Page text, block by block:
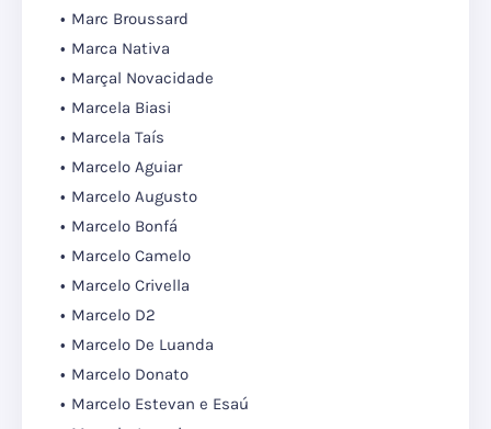
Marc Broussard
Marca Nativa
Marçal Novacidade
Marcela Biasi
Marcela Taís
Marcelo Aguiar
Marcelo Augusto
Marcelo Bonfá
Marcelo Camelo
Marcelo Crivella
Marcelo D2
Marcelo De Luanda
Marcelo Donato
Marcelo Estevan e Esaú